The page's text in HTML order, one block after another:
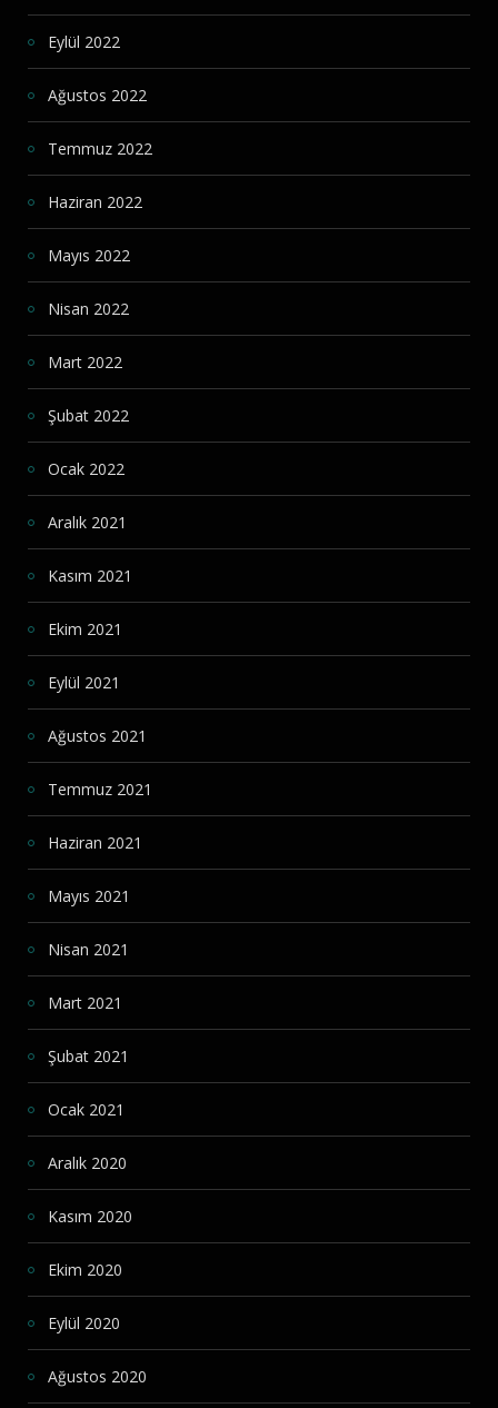
Eylül 2022
Ağustos 2022
Temmuz 2022
Haziran 2022
Mayıs 2022
Nisan 2022
Mart 2022
Şubat 2022
Ocak 2022
Aralık 2021
Kasım 2021
Ekim 2021
Eylül 2021
Ağustos 2021
Temmuz 2021
Haziran 2021
Mayıs 2021
Nisan 2021
Mart 2021
Şubat 2021
Ocak 2021
Aralık 2020
Kasım 2020
Ekim 2020
Eylül 2020
Ağustos 2020